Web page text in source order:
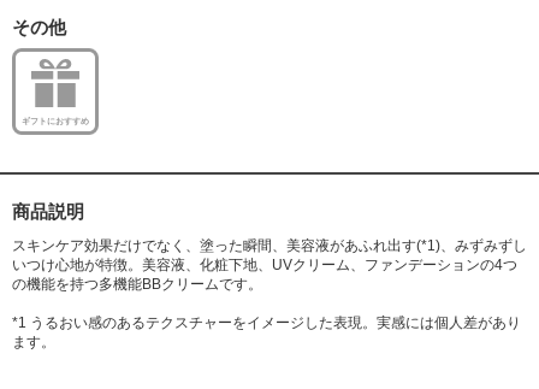
その他
ギフトにおすすめ
商品説明
スキンケア効果だけでなく、塗った瞬間、美容液があふれ出す(*1)、みずみずし
いつけ心地が特徴。美容液、化粧下地、UVクリーム、ファンデーションの4つ
の機能を持つ多機能BBクリームです。
*1 うるおい感のあるテクスチャーをイメージした表現。実感には個人差があり
ます。